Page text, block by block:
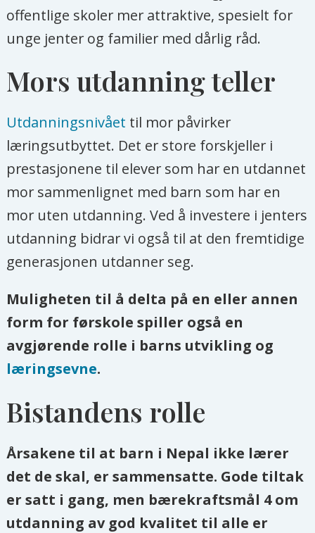
offentlige skoler mer attraktive, spesielt for
unge jenter og familier med dårlig råd.
Mors utdanning teller
Utdanningsnivået til mor påvirker
læringsutbyttet. Det er store forskjeller i
prestasjonene til elever som har en utdannet
mor sammenlignet med barn som har en
mor uten utdanning. Ved å investere i jenters
utdanning bidrar vi også til at den fremtidige
generasjonen utdanner seg.
Muligheten til å delta på en eller annen
form for førskole spiller også en
avgjørende rolle i barns utvikling og
læringsevne.
Bistandens rolle
Årsakene til at barn i Nepal ikke lærer
det de skal, er sammensatte. Gode tiltak
er satt i gang, men bærekraftsmål 4 om
utdanning av god kvalitet til alle er